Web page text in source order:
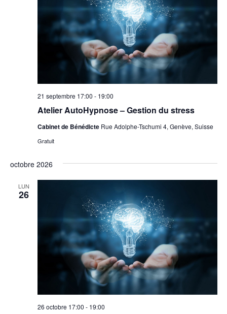
Atelier AutoHypnose – Gestion du stress
21 septembre 17:00 - 19:00
Cabinet de Bénédicte Rue Adolphe-Tschumi 4, Genève, Suisse
Gratuit
octobre 2026
LUN
26
26 octobre 17:00 - 19:00